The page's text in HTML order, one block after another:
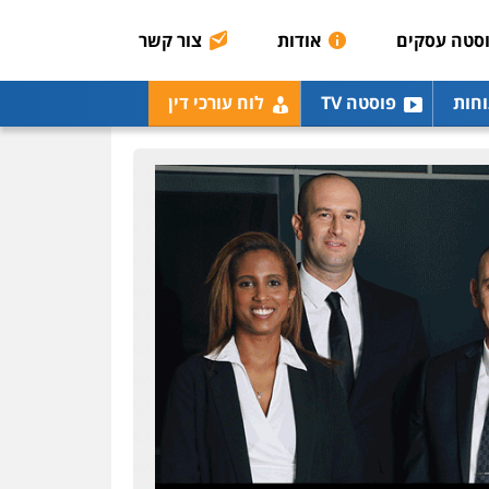
עסקים אודות צור קשר
פוסטה TV לוח עורכי דין
0507120031
עו"ד אייל אביטל
פלילי פשיעה חמורה
מעצרים וחקירות
0544712201
עו"ד בועז קניג
פלילי משפחה כלכלי
0507003001
ויקי שמואל – משרד עו"ד
משפט פלילי
0528959600